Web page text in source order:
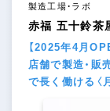
製造工場・ラボ
赤福 五十鈴茶
【2025年4月
店舗で製造・
で長く働ける〈